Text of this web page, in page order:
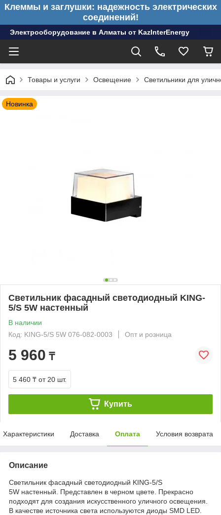
Клеммы и заглушки: надежность электрических
соединений!
Электрооборудование в Алматы от KazInterEnergy
Товары и услуги Освещение Светильники для
Новинка
Светильник фасадный светодиодный KING-
5/S 5W настенный
В наличии
Код: KING-5/S 5W 076-082-0003
Опт и розница
5 960 ₸
5 460 ₸ от 20 шт.
Купить
Характеристики Доставка Оплата Условия возврата
Описание
Светильник фасадный светодиодный KING-5/S
5W настенный. Представлен в черном цвете. Прекрасно
подходят для создания искусственного уличного освещения.
В качестве источника света используются диоды SMD LED.